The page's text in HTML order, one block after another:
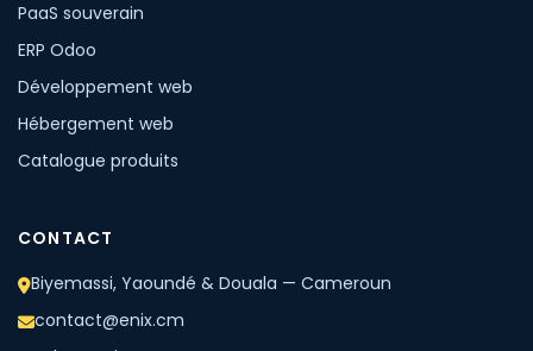
PaaS souverain
ERP Odoo
Développement web
Hébergement web
Catalogue produits
CONTACT
Biyemassi, Yaoundé & Douala — Cameroun
contact@enix.cm